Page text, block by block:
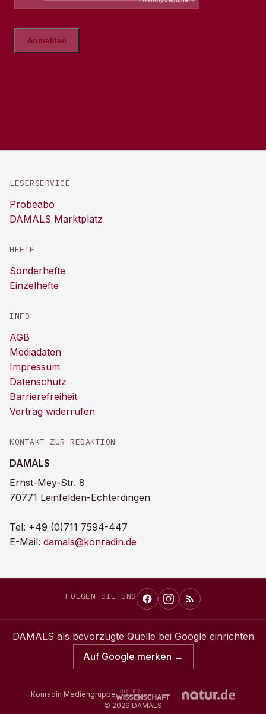
LESERSERVICE
Probeabo
DAMALS Marktplatz
HEFTE
Sonderhefte
Einzelhefte
INFO
AGB
Mediadaten
Impressum
Datenschutz
Barrierefreiheit
Vertrag widerrufen
KONTAKT ZUR REDAKTION
DAMALS
Ernst-Mey-Str. 8
70771 Leinfelden-Echterdingen
Tel: +49 (0)711 7594-447
E-Mail: damals@konradin.de
FOLGEN SIE UNS
DAMALS als bevorzugte Quelle bei Google einrichten
Auf Google merken →
Konradin Mediengruppe
© 2026 DAMALS